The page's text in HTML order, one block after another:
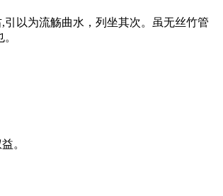
以为流觞曲水，列坐其次。虽无丝竹管
。